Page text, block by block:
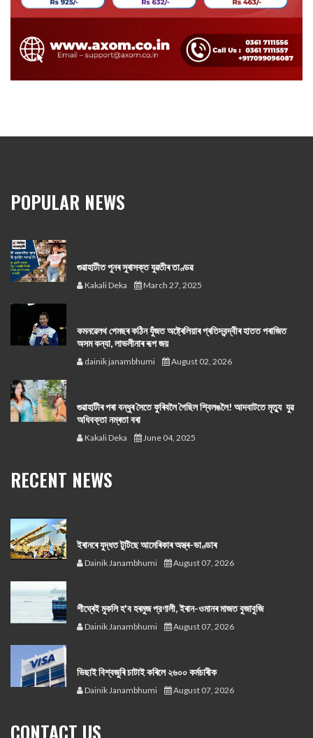
POPULAR NEWS
গুৱাহাটীত পুনৰ সুৰাসক্ত যুৱতীৰ তাণ্ডৱ
Kakali Deka March 27, 2025
কমনৱেলথ গেমছৰ কঠিন যুঁজত অষ্ট্ৰেলিয়াৰ প্ৰতিদ্বন্দ্বীৰ হাতত পৰাজিত
অসম কন্যা, লাভলীনাৰ ৰূপ জয়
dainik janambhumi August 02, 2026
গুৱাহাটীৰ পৰা বন্ধুৰ সৈতে ফুৰিবলৈ গৈছিল শ্বিলঙলৈ! আদবাটতে মৃত্যু যুৱ
অধিবক্তা নম্ৰতা বৰা
Kakali Deka June 04, 2025
RECENT NEWS
ইৰানৰে যুদ্ধত টুটিছে আমেৰিকাৰ অস্ত্ৰ-ভাণ্ডাৰ
Dainik Janambhumi August 07, 2026
শীঘ্ৰেই মুকলি হ'ব হৰমুজ প্রণালী, ইৰান-ওমানৰ মাজত বুজাবুজি
Dainik Janambhumi August 07, 2026
ভিছাই বিশ্বজুৰি চাটাই কৰিলে ২৬০০ কৰ্মচাৰীক
Dainik Janambhumi August 07, 2026
CONTACT US